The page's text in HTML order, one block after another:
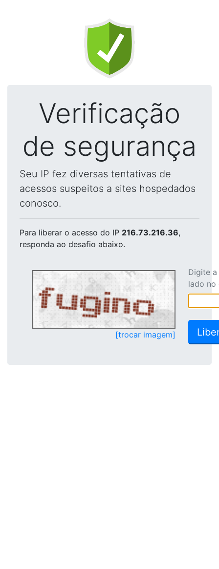
Verificação
de segurança
Seu IP fez diversas tentativas de
acessos suspeitos a sites hospedados
conosco.
Para liberar o acesso do IP 216.73.216.36,
responda ao desafio abaixo.
[trocar imagem]
Digite
lado no